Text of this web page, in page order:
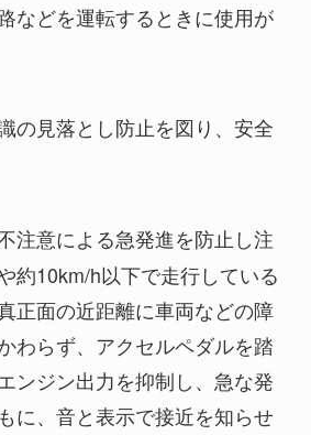
などを運転するときに使用が
の見落とし防止を図り、安全
注意による急発進を防止し注
約10km/h以下で走行している
正面の近距離に車両などの障
わらず、アクセルペダルを踏
ンジン出力を抑制し、急な発
に、音と表示で接近を知らせ